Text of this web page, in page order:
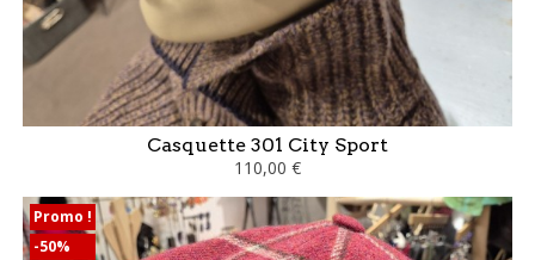
Casquette 301 City Sport
110,00 €
Promo !
-50%